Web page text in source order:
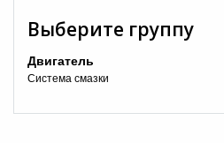
Выберите группу
Двигатель
Система смазки